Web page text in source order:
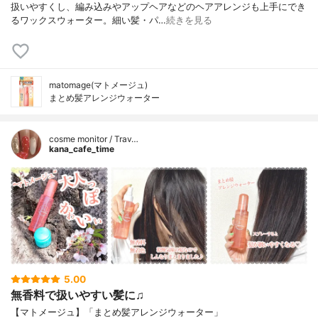
扱いやすくし、編み込みやアップヘアなどのヘアアレンジも上手にでき
るワックスウォーター。細い髪・パ…続きを見る
matomage(マトメージュ)
まとめ髪アレンジウォーター
cosme monitor / Trav…
kana_cafe_time
5.00
無香料で扱いやすい髪に♫
【マトメージュ】「まとめ髪アレンジウォーター」